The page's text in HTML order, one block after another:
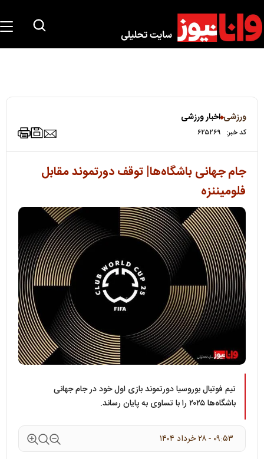
ورزشی اخبار ورزشی
کد خبر: ۶۲۵۲۶۹
جام جهانی باشگاه‌ها| توقف دورتموند مقابل
فلومیننزه
تیم فوتبال بوروسیا دورتموند بازی اول خود در جام جهانی
باشگاه‌ها ۲۰۲۵ را با تساوی به پایان رساند.
۰۹:۵۳ - ۲۸ خرداد ۱۴۰۴